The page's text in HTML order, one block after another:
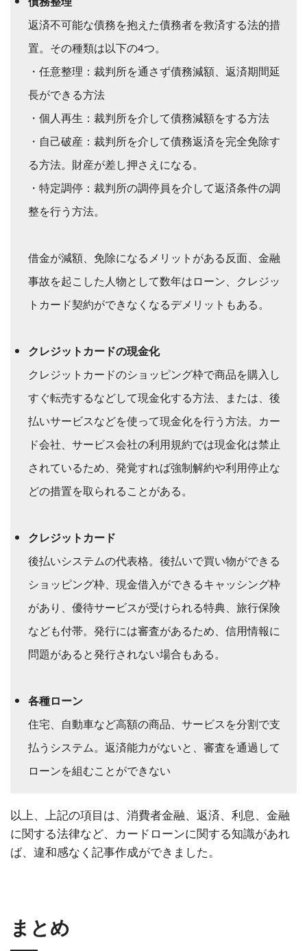
返済不可能な債務を抱えた債務者を救済する法的措
置。その種類は以下の4つ。
・任意整理：裁判所を通さず債務減額、返済期間延
長ができる方法
・個人再生：裁判所を介して債務減額をする方法
・自己破産：裁判所を介して債務返済を完全免除す
る方法。財産が差し押さえになる。
・特定調停：裁判所の調停員を介して返済条件の調
整を行う方法。
借金が減額、免除になるメリットがある反面、金融
事故を起こした人物として数年はローン、クレジッ
トカード契約ができなくなるデメリットもある。
クレジットカードの現金化
クレジットカードのショッピング枠で商品を購入し
すぐ転売するなどして現金化する方法、または、後
払いサービスなどを使って現金化を行う方法。カー
ド会社、サービス会社の利用規約では現金化は禁止
されているため、発覚すれば強制解約や利用停止な
どの措置を取られることがある。
クレジットカード
後払いシステムの代表格。後払いで買い物ができる
ショッピング枠、現金借入ができるキャッシング枠
があり、優待サービスが受けられる特典、旅行保険
なども付帯。発行には審査があるため、信用情報に
問題があると発行されない場合もある。
各種ローン
住宅、自動車など高額の商品、サービスを分割で支
払うシステム。返済能力がないと、審査を通過して
ローンを組むことができない
以上、上記の項目は、消費者金融、返済、利息、金融
に関する法律など、カードローンに関する知識があれ
ば、違和感なく記事作成ができました。
まとめ